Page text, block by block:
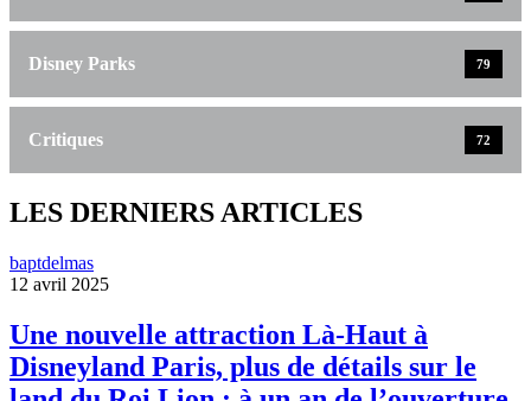
Disney Parks 79
Critiques 72
LES DERNIERS ARTICLES
baptdelmas
12 avril 2025
Une nouvelle attraction Là-Haut à
Disneyland Paris, plus de détails sur le